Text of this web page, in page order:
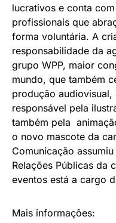
lucrativos e conta
profissionais que
forma voluntária. A
responsabilidade da
grupo WPP, maior
mundo, que também
produção
responsável pela
também pela
o novo mascote da
Comunicação
Relações Públicas da
eventos está a cargo
Mais informações: